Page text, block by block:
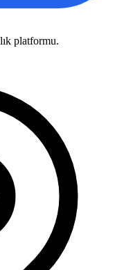
platformu.